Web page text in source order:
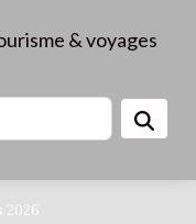
& voyages
2026